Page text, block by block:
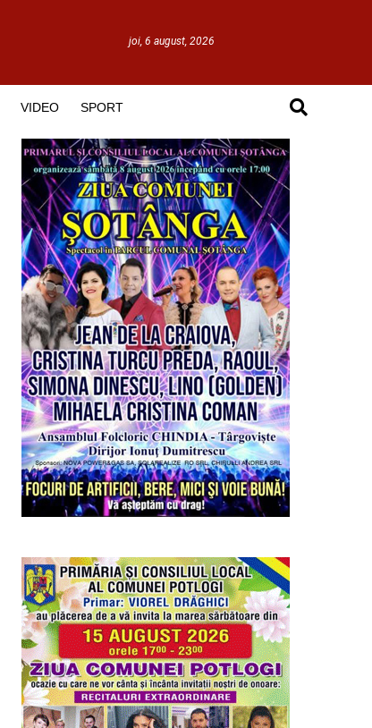
joi, 6 august, 2026
VIDEO SPORT